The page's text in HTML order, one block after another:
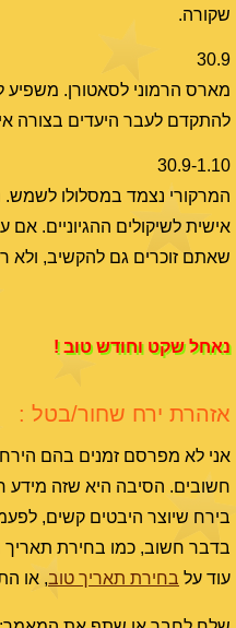
שקורה.
30.9
מארס הרמוני לסאטורן. משפיע
להתקדם לעבר היעדים בצורה
30.9-1.10
המרקורי נצמד במסלולו לשמש.
אישית לשיקולים ההגיוניים.
שאתם זוכרים גם להקשיב, ולא
נאחל שקט וחודש טוב !
אזהרת ירח שחור/בטל :
חשובים. הסיבה היא שזה מידע
בירח שיוצר היבטים קשים,
בדבר חשוב, כמו בחירת תאריך
עוד על בחירת תאריך טוב, או התקשרו 050-